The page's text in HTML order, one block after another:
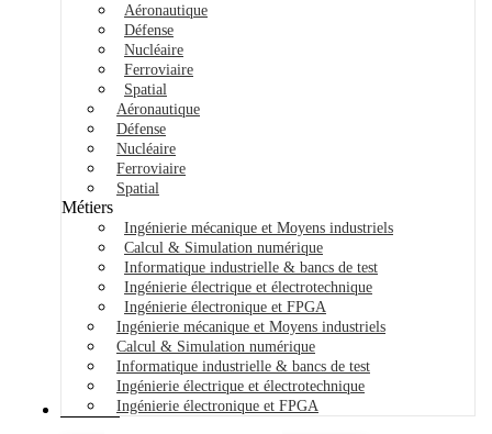
Aéronautique
Défense
Nucléaire
Ferroviaire
Spatial
Aéronautique
Défense
Nucléaire
Ferroviaire
Spatial
Métiers
Ingénierie mécanique et Moyens industriels
Calcul & Simulation numérique
Informatique industrielle & bancs de test
Ingénierie électrique et électrotechnique
Ingénierie électronique et FPGA
Ingénierie mécanique et Moyens industriels
Calcul & Simulation numérique
Informatique industrielle & bancs de test
Ingénierie électrique et électrotechnique
Ingénierie électronique et FPGA
Services